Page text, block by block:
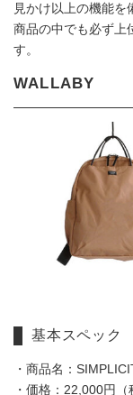
見かけ以上の機能
商品の中でも必ず上
す。
WALLABY
基本スペック
・商品名：
・価格：22,000円（